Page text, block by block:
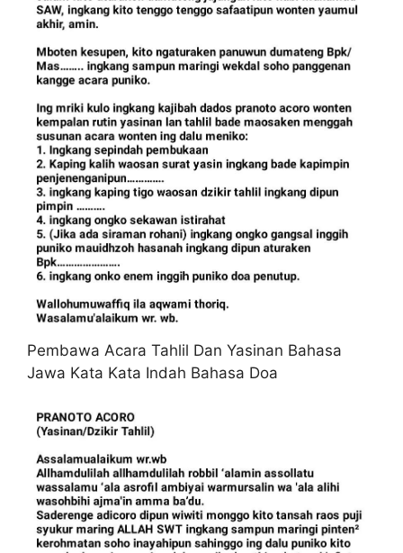
Pembawa Acara Tahlil Dan Yasinan Bahasa
Jawa Kata Kata Indah Bahasa Doa